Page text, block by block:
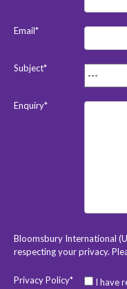
Email*
Subject*
Enquiry*
Bloomsbury International
respecting your privacy.
Privacy Policy* I have